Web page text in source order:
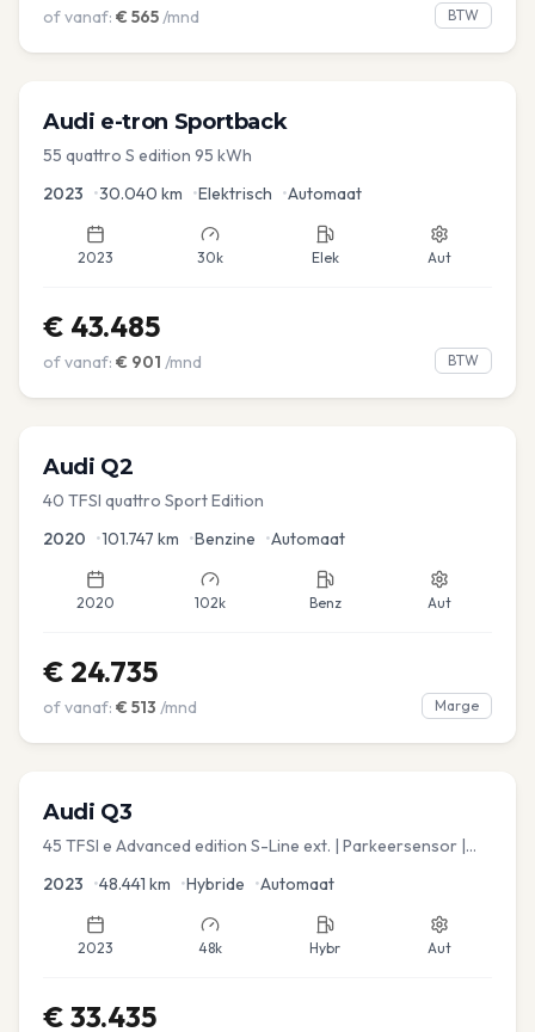
of vanaf: € 565 /mnd BTW
Audi e-tron Sportback
55 quattro S edition 95 kWh
2023 •30.040 km •Elektrisch •Automaat
2023 30k Elek Aut
€ 43.485
of vanaf: € 901 /mnd BTW
Audi Q2
40 TFSI quattro Sport Edition
2020 •101.747 km •Benzine •Automaat
2020 102k Benz Aut
€ 24.735
of vanaf: € 513 /mnd Marge
Audi Q3
45 TFSI e Advanced edition S-Line ext. | Parkeersensor |
2023 •48.441 km •Hybride •Automaat
2023 48k Hybr Aut
€ 33.435